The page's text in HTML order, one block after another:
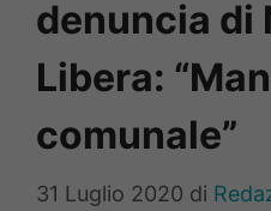
denuncia di
Libera:
comunale”
31 Luglio 2020 di